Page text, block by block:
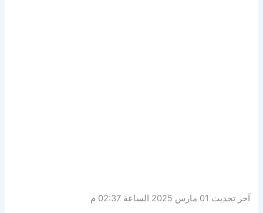
آخر تحديث 01 مارس 2025 الساعة 02:37 م